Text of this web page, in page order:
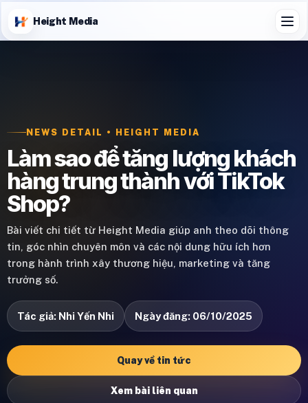
Height Media
NEWS DETAIL • HEIGHT MEDIA
Làm sao để tăng lượng khách
hàng trung thành với TikTok
Shop?
Bài viết chi tiết từ Height Media giúp anh theo dõi thông
tin, góc nhìn chuyên môn và các nội dung hữu ích hơn
trong hành trình xây thương hiệu, marketing và tăng
trưởng số.
Tác giả: Nhi Yến Nhi Ngày đăng: 06/10/2025
Quay về tin tức
Xem bài liên quan